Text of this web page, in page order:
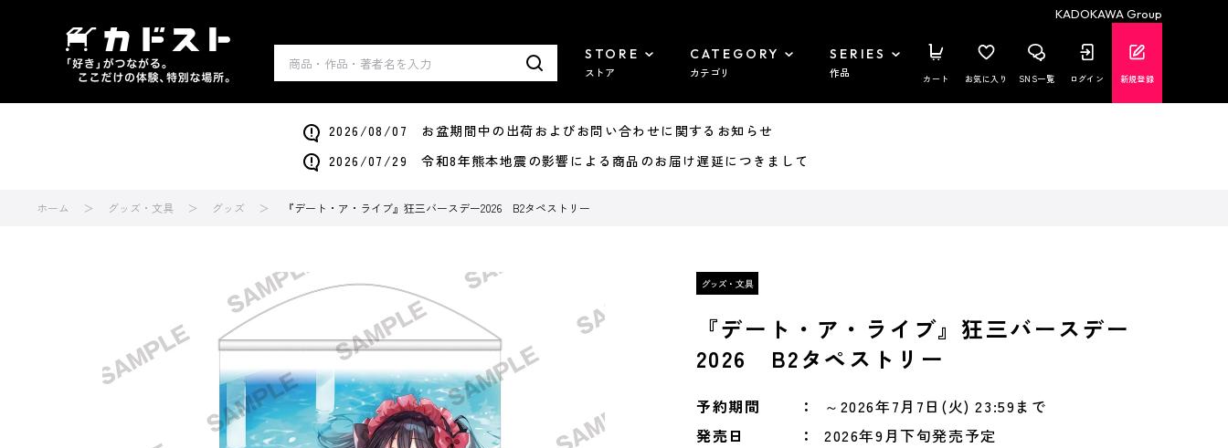
KADOKAWA Group
STORE
ストア
CATEGORY
カテゴリ
SERIES
作品 カート お気に入り SNS一覧 ログイン 新規登録
2026/08/07 お盆期間中の出荷およびお問い合わせに関するお知らせ
2026/07/29 令和8年熊本地震の影響による商品のお届け遅延につきまして
ホーム グッズ・文具 グッズ 『デート・ア・ライブ』狂三バースデー2026 B2タペストリー
『デート・ア・ライブ』狂三バースデー
2026 B2タペストリー
予約期間
～2026年7月7日(火) 23:59まで
発売日
2026年9月下旬発売予定